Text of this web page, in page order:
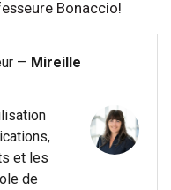
Bonaccio!
— Mireille
et les
de